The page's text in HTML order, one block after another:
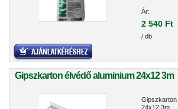
Ár:
2 540 Ft
/ db
Gipszkarton élvédő aluminium 24x12 3m
Gipszkarton
24x12 3m